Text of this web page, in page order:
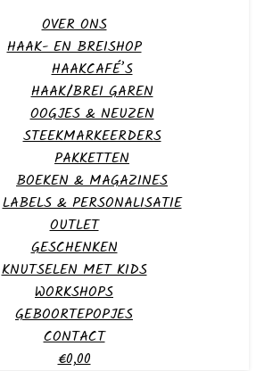
OVER ONS
HAAK- EN BREISHOP
HAAKCAFÉ’S
HAAK/BREI GAREN
OOGJES & NEUZEN
STEEKMARKEERDERS
PAKKETTEN
BOEKEN & MAGAZINES
LABELS & PERSONALISATIE
OUTLET
GESCHENKEN
KNUTSELEN MET KIDS
WORKSHOPS
GEBOORTEPOPJES
CONTACT
€0,00